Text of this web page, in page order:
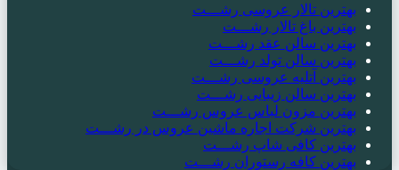
بهترین تالار عروسی رشـــت
بهترین باغ تالار رشـــت
بهترین سالن عقد رشـــت
بهترین سالن تولد رشـــت
بهترین آتلیه عروسی رشـــت
بهترین سالن زیبایی رشـــت
بهترین مزون لباس عروس رشـــت
بهترین شرکت اجاره ماشین عروس در رشـــت
بهترین کافی شاپ رشـــت
بهترین کافه رستوران رشـــت